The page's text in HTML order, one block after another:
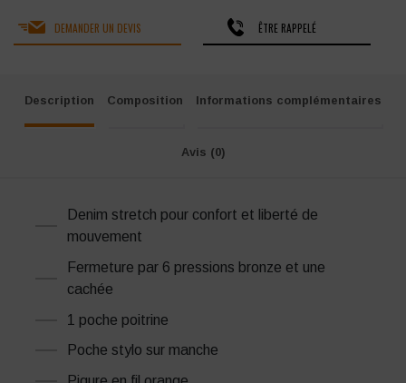
DEMANDER UN DEVIS ÊTRE RAPPELÉ
Description Composition Informations complémentaires
Avis (0)
Denim stretch pour confort et liberté de
mouvement
Fermeture par 6 pressions bronze et une
cachée
1 poche poitrine
Poche stylo sur manche